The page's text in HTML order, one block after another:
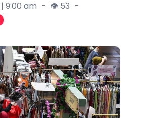
9:00 am
👁 53